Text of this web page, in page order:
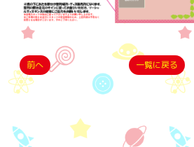
前へ 一覧に戻る